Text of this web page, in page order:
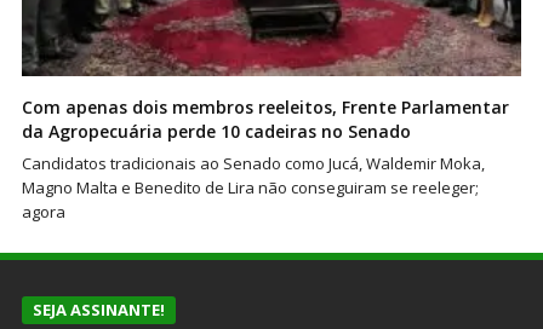
Com apenas dois membros reeleitos, Frente Parlamentar
da Agropecuária perde 10 cadeiras no Senado
Candidatos tradicionais ao Senado como Jucá, Waldemir Moka,
Magno Malta e Benedito de Lira não conseguiram se reeleger;
agora
SEJA ASSINANTE!